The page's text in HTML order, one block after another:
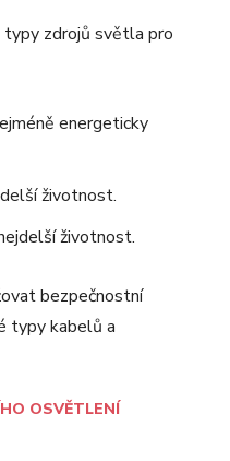
zdrojů světla pro
energeticky
životnost.
životnost.
bezpečnostní
typy kabelů a
OSVĚTLENÍ